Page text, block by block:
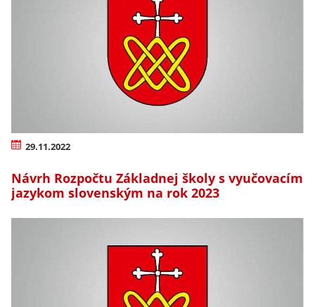
29.11.2022
Návrh Rozpočtu Základnej školy s vyučovacím
jazykom slovenským na rok 2023